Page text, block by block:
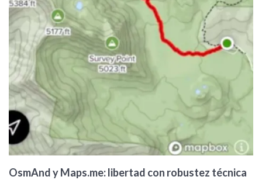
OsmAnd y Maps.me: libertad con robustez técnica